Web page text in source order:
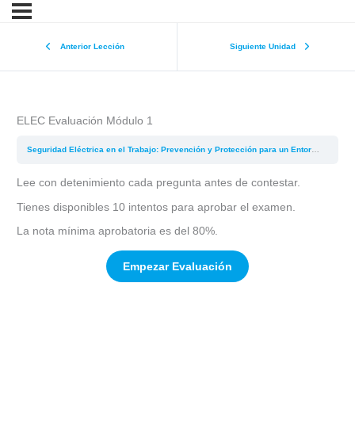
Anterior Lección Siguiente Unidad
ELEC Evaluación Módulo 1
Lee con detenimiento cada pregunta antes de contestar.
Tienes disponibles 10 intentos para aprobar el examen.
La nota mínima aprobatoria es del 80%.